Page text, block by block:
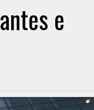
e